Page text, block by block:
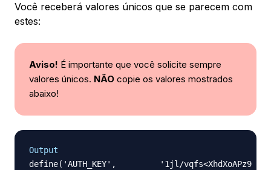
Você receberá valores únicos que se parecem com
estes:
Aviso! É importante que você solicite sempre
valores únicos. NÃO copie os valores mostrados
abaixo!
Output
define('AUTH_KEY',         '1jl/vqfs<XhdXoAPz9